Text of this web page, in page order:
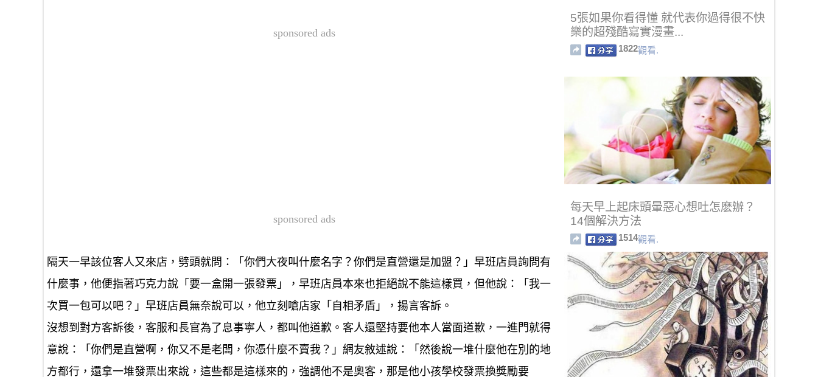
sponsored ads
sponsored ads
隔天一早該位客人又來店，劈頭就問：「你們大夜叫什麼名字？你們是直營還是加盟？」早班店員詢問有
什麼事，他便指著巧克力說「要一盒開一張發票」，早班店員本來也拒絕說不能這樣買，但他說：「我一
次買一包可以吧？」早班店員無奈說可以，他立刻嗆店家「自相矛盾」，揚言客訴。
沒想到對方客訴後，客服和長官為了息事寧人，都叫他道歉。客人還堅持要他本人當面道歉，一進門就得
意說：「你們是直營啊，你又不是老闆，你憑什麼不賣我？」網友敘述說：「然後說一堆什麼他在別的地
方都行，還拿一堆發票出來說，這些都是這樣來的，強調他不是奧客，那是他小孩學校發票換獎勵要
5張如果你看得懂 就代表你過得很不快
樂的超殘酷寫實漫畫...
1822觀看.
每天早上起床頭暈惡心想吐怎麽辦？
14個解決方法
1514觀看.